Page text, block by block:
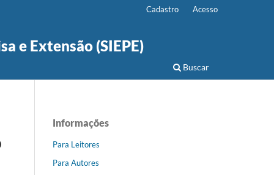
e Extensão (SIEPE)
Buscar
Cadastro Acesso
Informações
Para Leitores
Para Autores